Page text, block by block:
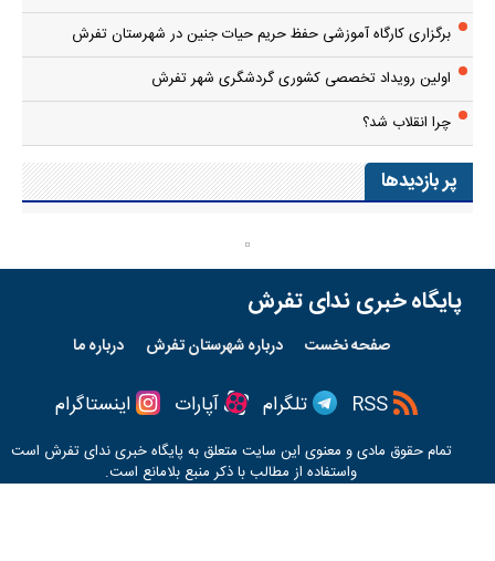
تمام حقوق مادی و معنوی این سایت متعلق به پایگاه خبری ندای تفرش
واستفاده از مطالب با ذکر منبع بلامانع است.